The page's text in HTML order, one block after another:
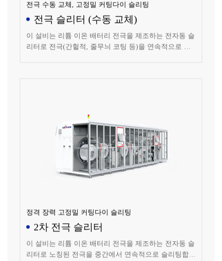
전극 수동 교체, 고정밀 커팅다이 슬리팅
전극 슬리터 (수동 교체)
이 설비는 리튬 이온 배터리 전극을 제조하는 전자동 슬
리터로 전극(간헐적, 줄무늬 코팅 등)을 연속적으로 슬
정격 장력 고정밀 커팅다이 슬리팅
2차 전극 슬리터
이 설비는 리튬 이온 배터리 전극을 제조하는 전자동 슬
리터로 노칭된 전극을 중간에서 연속적으로 슬리팅합니